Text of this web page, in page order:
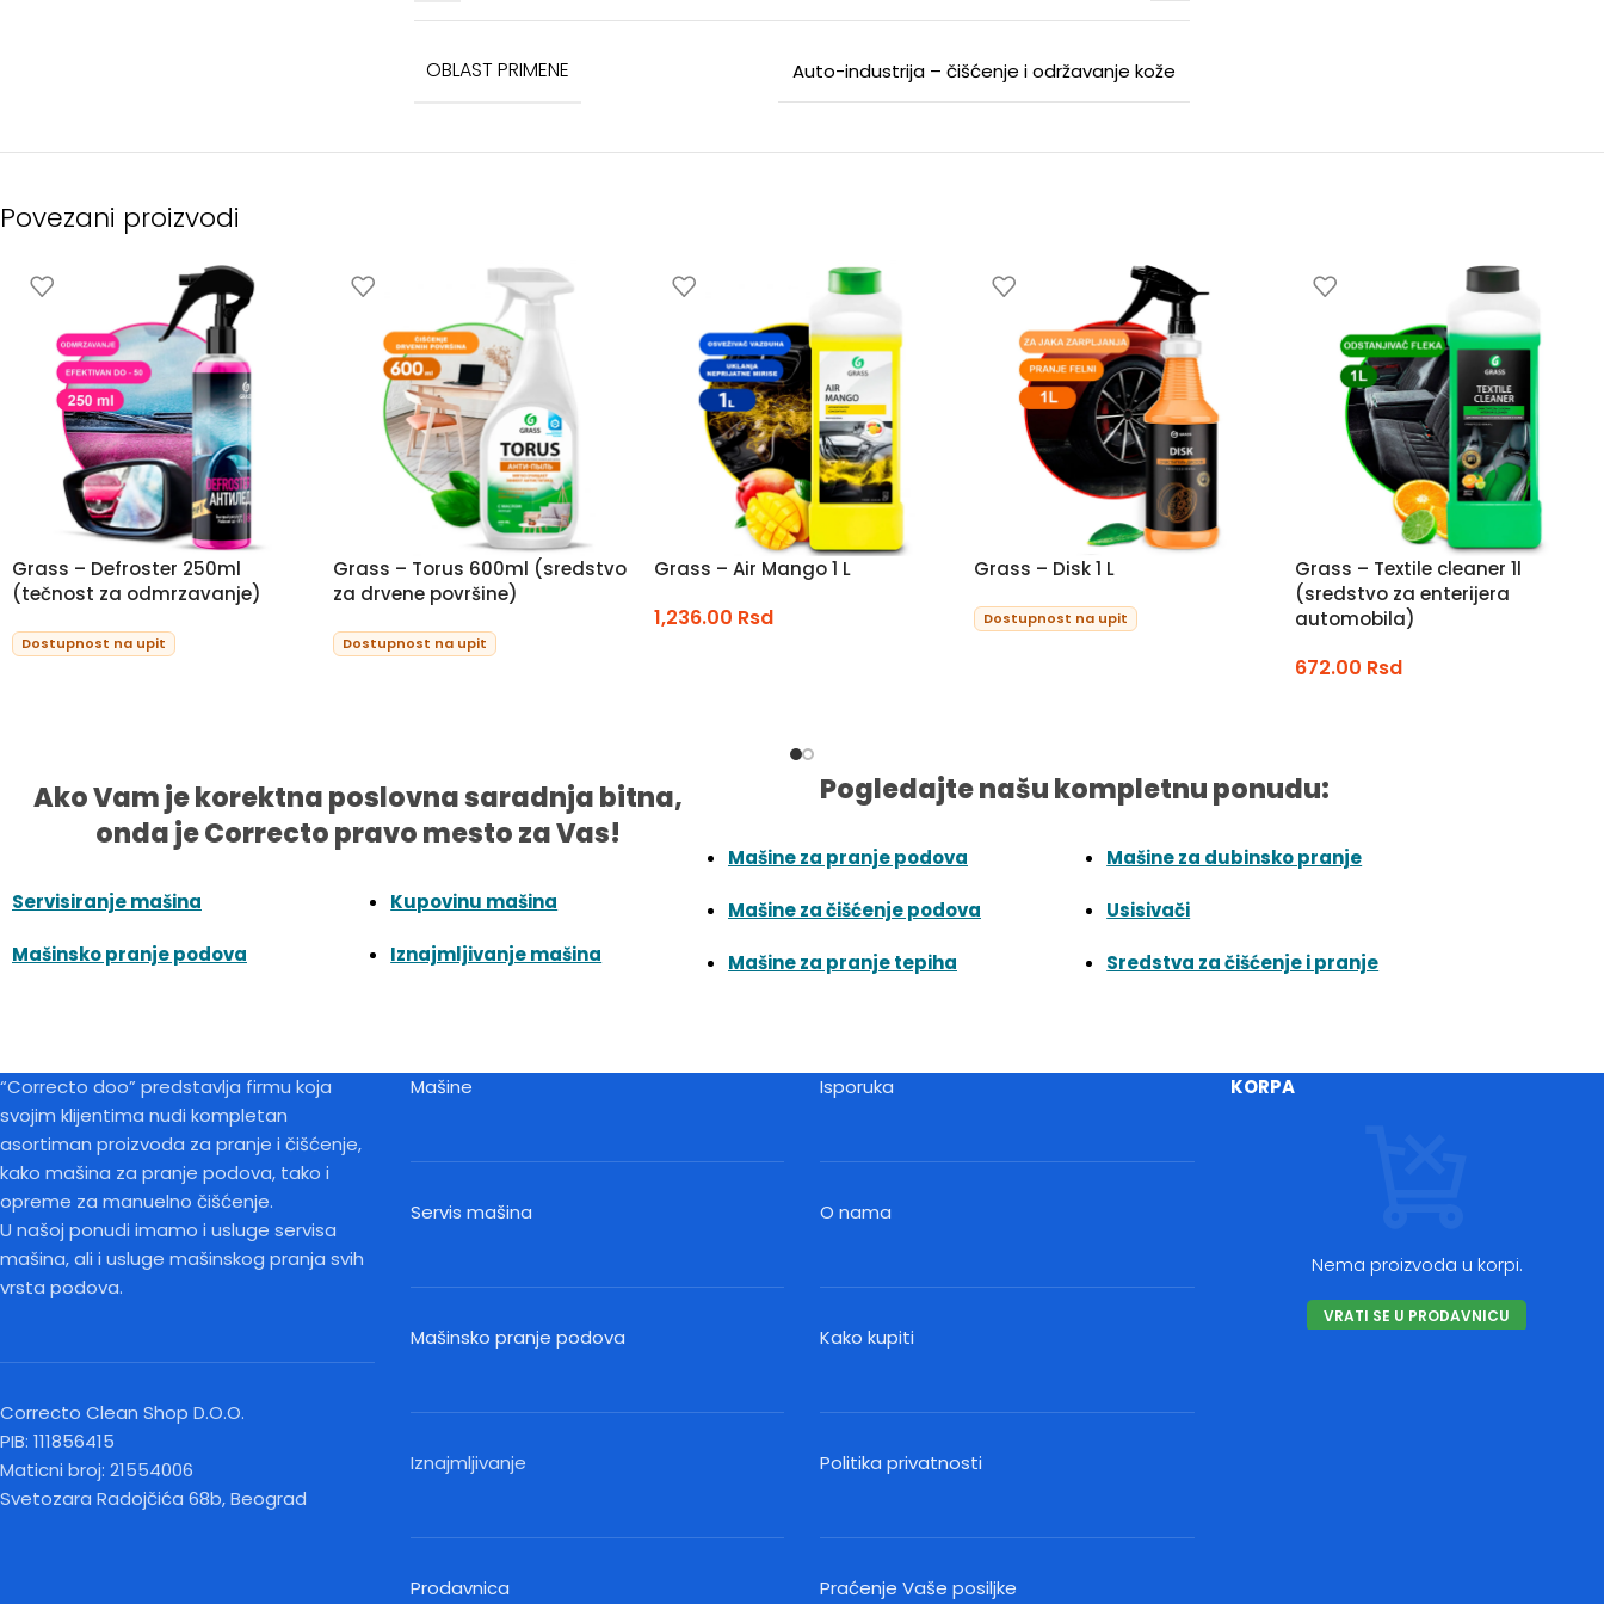
OBLAST PRIMENE Auto-industrija – čišćenje i održavanje kože
Povezani proizvodi
Grass – Defroster 250ml
(tečnost za odmrzavanje)
Dostupnost na upit
Grass – Torus 600ml (sredstvo
za drvene površine)
Dostupnost na upit
Grass – Air Mango 1 L
1,236.00 Rsd
Grass – Disk 1 L
Dostupnost na upit
Grass – Textile cleaner 1l
(sredstvo za enterijera
automobila)
672.00 Rsd
Ako Vam je korektna poslovna saradnja bitna,
onda je Correcto pravo mesto za Vas!
Servisiranje mašina
Mašinsko pranje podova
Kupovinu mašina
Iznajmljivanje mašina
Pogledajte našu kompletnu ponudu:
Mašine za pranje podova
Mašine za čišćenje podova
Mašine za pranje tepiha
Mašine za dubinsko pranje
Usisivači
Sredstva za čišćenje i pranje
“Correcto doo” predstavlja firmu koja
svojim klijentima nudi kompletan
asortiman proizvoda za pranje i čišćenje,
kako mašina za pranje podova, tako i
opreme za manuelno čišćenje.
U našoj ponudi imamo i usluge servisa
mašina, ali i usluge mašinskog pranja svih
vrsta podova.
Correcto Clean Shop D.O.O.
PIB: 111856415
Maticni broj: 21554006
Svetozara Radojčića 68b, Beograd
Mašine
Servis mašina
Mašinsko pranje podova
Iznajmljivanje
Prodavnica
Isporuka
O nama
Kako kupiti
Politika privatnosti
Praćenje Vaše posiljke
KORPA
Nema proizvoda u korpi.
VRATI SE U PRODAVNICU